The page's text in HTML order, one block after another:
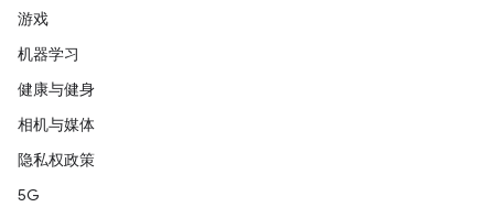
游戏
机器学习
健康与健身
相机与媒体
隐私权政策
5G